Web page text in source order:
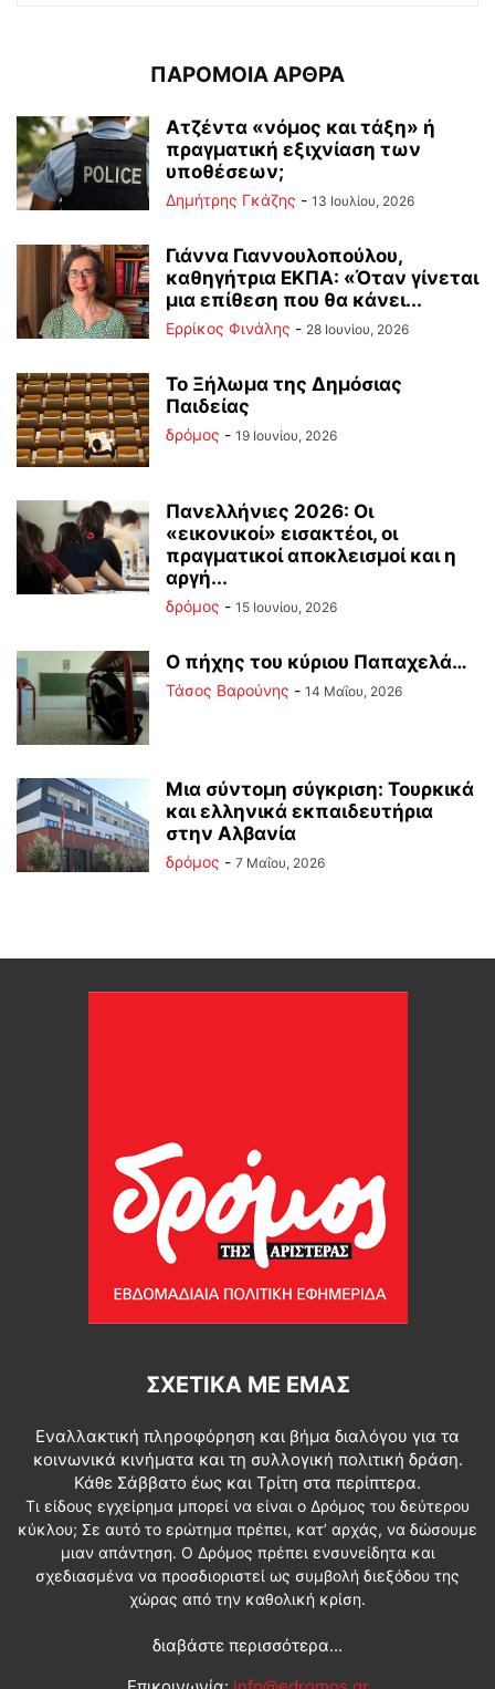
ΠΑΡΟΜΟΙΑ ΑΡΘΡΑ
Ατζέντα «νόμος και τάξη» ή
πραγματική εξιχνίαση των
υποθέσεων;
Δημήτρης Γκάζης - 13 Ιουλίου, 2026
Γιάννα Γιαννουλοπούλου,
καθηγήτρια ΕΚΠΑ: «Όταν γίνεται
μια επίθεση που θα κάνει...
Ερρίκος Φινάλης - 28 Ιουνίου, 2026
Το Ξήλωμα της Δημόσιας
Παιδείας
δρόμος - 19 Ιουνίου, 2026
Πανελλήνιες 2026: Οι
«εικονικοί» εισακτέοι, οι
πραγματικοί αποκλεισμοί και η
αργή...
δρόμος - 15 Ιουνίου, 2026
Ο πήχης του κύριου Παπαχελά…
Τάσος Βαρούνης - 14 Μαΐου, 2026
Mια σύντομη σύγκριση: Τουρκικά
και ελληνικά εκπαιδευτήρια
στην Αλβανία
δρόμος - 7 Μαΐου, 2026
ΣΧΕΤΙΚΆ ΜΕ ΕΜΆΣ
Εναλλακτική πληροφόρηση και βήμα διαλόγου για τα
κοινωνικά κινήματα και τη συλλογική πολιτική δράση.
Κάθε Σάββατο έως και Τρίτη στα περίπτερα.
Τι είδους εγχείρημα μπορεί να είναι ο Δρόμος του δεύτερου
κύκλου; Σε αυτό το ερώτημα πρέπει, κατ’ αρχάς, να δώσουμε
μιαν απάντηση. Ο Δρόμος πρέπει ενσυνείδητα και
σχεδιασμένα να προσδιοριστεί ως συμβολή διεξόδου της
χώρας από την καθολική κρίση.
διαβάστε περισσότερα...